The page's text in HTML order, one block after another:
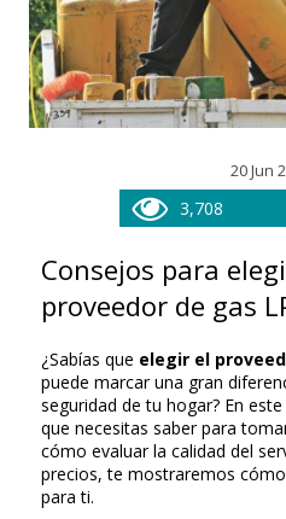
20 Jun
3,708
Consejos para
proveedor de gas
¿Sabías que elegir el
puede marcar una gran
seguridad de tu hogar? En
que necesitas saber para
cómo evaluar la calidad del
precios, te mostraremos
para ti.